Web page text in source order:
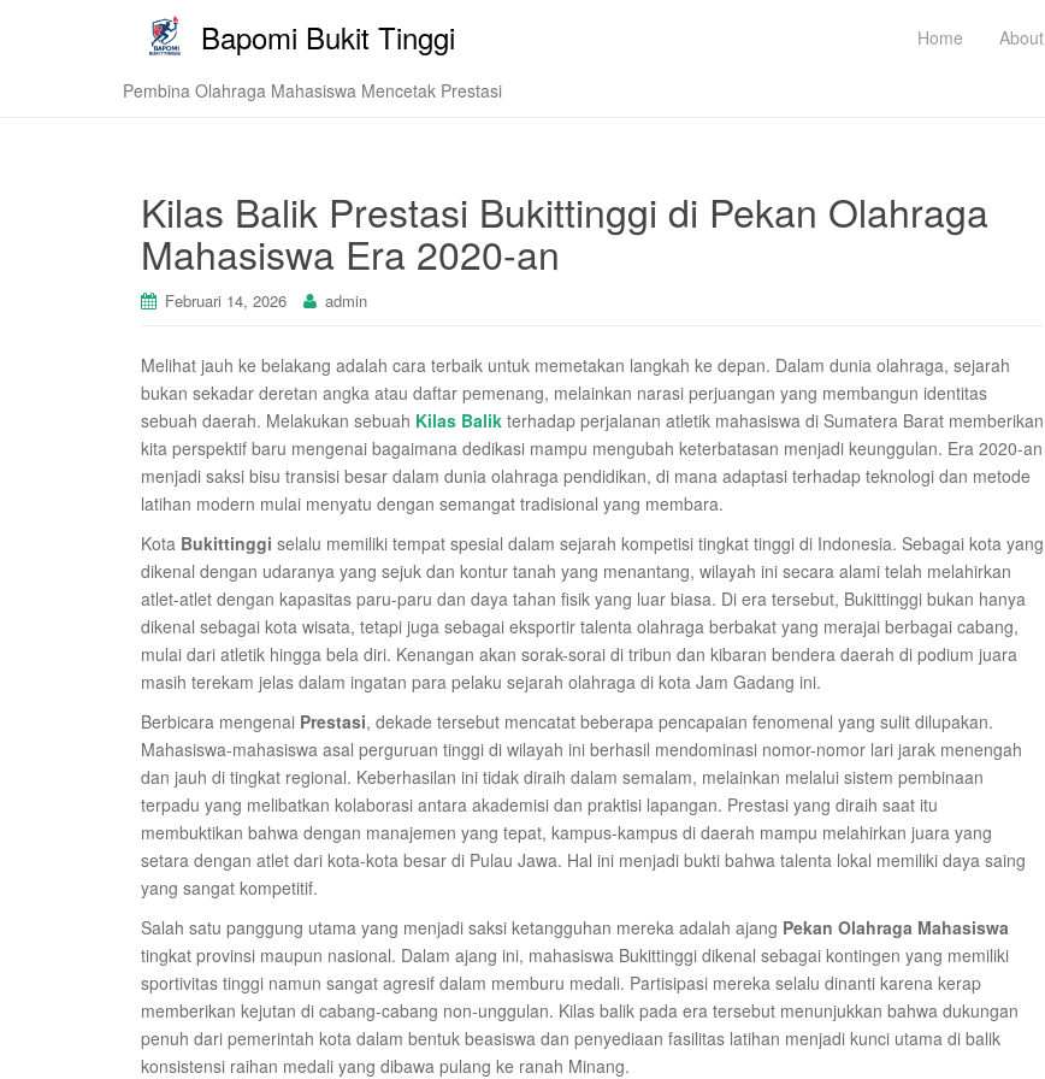
Bapomi Bukit Tinggi
Pembina Olahraga Mahasiswa Mencetak Prestasi
Home About
Kilas Balik Prestasi Bukittinggi di Pekan Olahraga
Mahasiswa Era 2020-an
Februari 14, 2026 admin
Melihat jauh ke belakang adalah cara terbaik untuk memetakan langkah ke depan. Dalam dunia olahraga, sejarah
bukan sekadar deretan angka atau daftar pemenang, melainkan narasi perjuangan yang membangun identitas
sebuah daerah. Melakukan sebuah Kilas Balik terhadap perjalanan atletik mahasiswa di Sumatera Barat memberikan
kita perspektif baru mengenai bagaimana dedikasi mampu mengubah keterbatasan menjadi keunggulan. Era 2020-an
menjadi saksi bisu transisi besar dalam dunia olahraga pendidikan, di mana adaptasi terhadap teknologi dan metode
latihan modern mulai menyatu dengan semangat tradisional yang membara.
Kota Bukittinggi selalu memiliki tempat spesial dalam sejarah kompetisi tingkat tinggi di Indonesia. Sebagai kota yang
dikenal dengan udaranya yang sejuk dan kontur tanah yang menantang, wilayah ini secara alami telah melahirkan
atlet-atlet dengan kapasitas paru-paru dan daya tahan fisik yang luar biasa. Di era tersebut, Bukittinggi bukan hanya
dikenal sebagai kota wisata, tetapi juga sebagai eksportir talenta olahraga berbakat yang merajai berbagai cabang,
mulai dari atletik hingga bela diri. Kenangan akan sorak-sorai di tribun dan kibaran bendera daerah di podium juara
masih terekam jelas dalam ingatan para pelaku sejarah olahraga di kota Jam Gadang ini.
Berbicara mengenai Prestasi, dekade tersebut mencatat beberapa pencapaian fenomenal yang sulit dilupakan.
Mahasiswa-mahasiswa asal perguruan tinggi di wilayah ini berhasil mendominasi nomor-nomor lari jarak menengah
dan jauh di tingkat regional. Keberhasilan ini tidak diraih dalam semalam, melainkan melalui sistem pembinaan
terpadu yang melibatkan kolaborasi antara akademisi dan praktisi lapangan. Prestasi yang diraih saat itu
membuktikan bahwa dengan manajemen yang tepat, kampus-kampus di daerah mampu melahirkan juara yang
setara dengan atlet dari kota-kota besar di Pulau Jawa. Hal ini menjadi bukti bahwa talenta lokal memiliki daya saing
yang sangat kompetitif.
Salah satu panggung utama yang menjadi saksi ketangguhan mereka adalah ajang Pekan Olahraga Mahasiswa
tingkat provinsi maupun nasional. Dalam ajang ini, mahasiswa Bukittinggi dikenal sebagai kontingen yang memiliki
sportivitas tinggi namun sangat agresif dalam memburu medali. Partisipasi mereka selalu dinanti karena kerap
memberikan kejutan di cabang-cabang non-unggulan. Kilas balik pada era tersebut menunjukkan bahwa dukungan
penuh dari pemerintah kota dalam bentuk beasiswa dan penyediaan fasilitas latihan menjadi kunci utama di balik
konsistensi raihan medali yang dibawa pulang ke ranah Minang.